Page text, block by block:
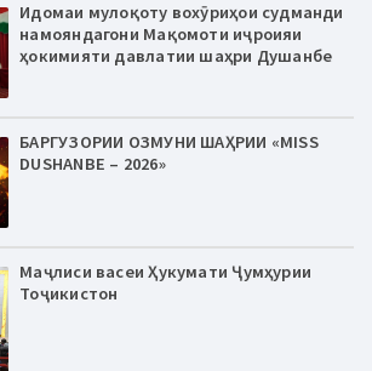
Идомаи мулоқоту вохӯриҳои судманди
намояндагони Мақомоти иҷроияи
ҳокимияти давлатии шаҳри Душанбе
БАРГУЗОРИИ ОЗМУНИ ШАҲРИИ «MISS
DUSHANBE – 2026»
Маҷлиси васеи Ҳукумати Ҷумҳурии
Тоҷикистон